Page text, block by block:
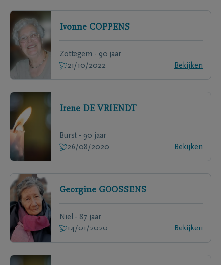
Ivonne COPPENS
Zottegem - 90 jaar
21/10/2022
Bekijken
Irene DE VRIENDT
Burst - 90 jaar
26/08/2020
Bekijken
Georgine GOOSSENS
Niel - 87 jaar
14/01/2020
Bekijken